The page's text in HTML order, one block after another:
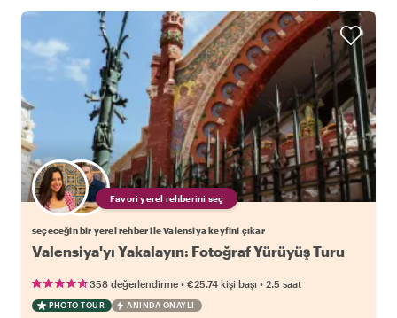
Favori yerel rehberini seç
seçeceğin bir yerel rehber ile Valensiya keyfini çıkar
Valensiya'yı Yakalayın: Fotoğraf Yürüyüş Turu
358 değerlendirme • €25.74 kişi başı • 2.5 saat
PHOTO TOUR ANINDA ONAYLI